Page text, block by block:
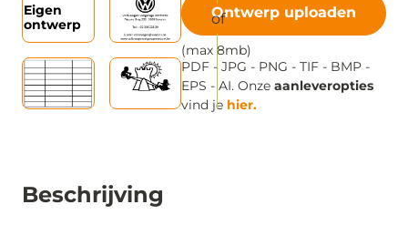
Beschrijving
Eigen
ontwerp
Ontwerp uploaden
(max 8mb)
PDF - JPG - PNG - TIF - BMP -
EPS - AI. Onze aanleveropties
vind je hier.